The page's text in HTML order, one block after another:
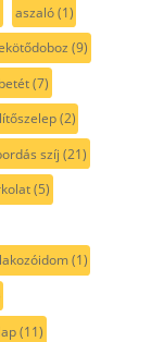
aszaló(1)
(9)
betét(7)
(2)
szíj (21)
(5)
(1)
(11)